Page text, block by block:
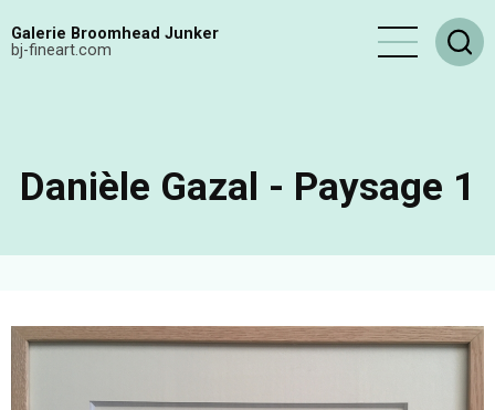
auGalerie Broomhead Junker
bj-fineart.com
Danièle Gazal - Paysage 1